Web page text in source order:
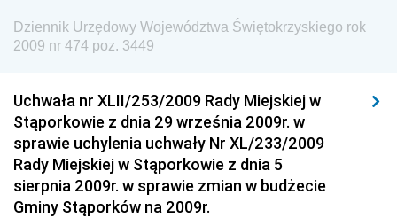
Dziennik Urzędowy Ministra Sportu
Regionalnej
Dziennik Urzędowy Ministra Aktywów Państwowych
Dziennik Urzędowy Ministra Zdrowia
Dziennik Urzędowy Ministra Środowiska i Głównego
Inspektora Ochrony Środowiska
Dziennik Urzędowy Województwa Świętokrzyskiego rok
2009 nr 474 poz. 3449
Uchwała nr XLII/253/2009 Rady Miejskiej w
Stąporkowie z dnia 29 września 2009r. w
sprawie uchylenia uchwały Nr XL/233/2009
Rady Miejskiej w Stąporkowie z dnia 5
sierpnia 2009r. w sprawie zmian w budżecie
Gminy Stąporków na 2009r.